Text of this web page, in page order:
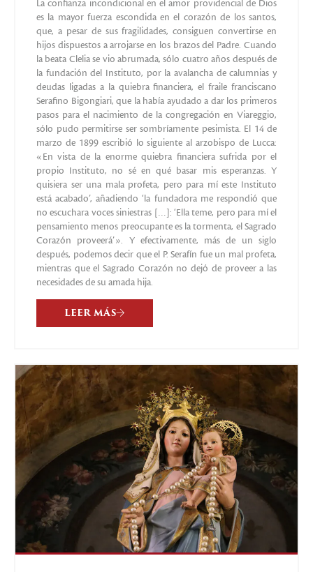
La confianza incondicional en el amor providencial de Dios
es la mayor fuerza escondida en el corazón de los santos,
que, a pesar de sus fragilidades, consiguen convertirse en
hijos dispuestos a arrojarse en los brazos del Padre. Cuando
la beata Clelia se vio abrumada, sólo cuatro años después de
la fundación del Instituto, por la avalancha de calumnias y
deudas ligadas a la quiebra financiera, el fraile franciscano
Serafino Bigongiari, que la había ayudado a dar los primeros
pasos para el nacimiento de la congregación en Viareggio,
sólo pudo permitirse ser sombríamente pesimista. El 14 de
marzo de 1899 escribió lo siguiente al arzobispo de Lucca:
«En vista de la enorme quiebra financiera sufrida por el
propio Instituto, no sé en qué basar mis esperanzas. Y
quisiera ser una mala profeta, pero para mí este Instituto
está acabado’, añadiendo ‘la fundadora me respondió que
no escuchara voces siniestras […]: ‘Ella teme, pero para mí el
pensamiento menos preocupante es la tormenta, el Sagrado
Corazón proveerá’». Y efectivamente, más de un siglo
después, podemos decir que el P. Serafín fue un mal profeta,
mientras que el Sagrado Corazón no dejó de proveer a las
necesidades de su amada hija.
LEER MÁS